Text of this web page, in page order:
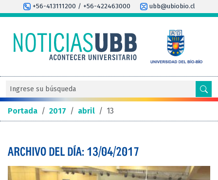
+56-413111200 / +56-422463000 ubb@ubiobio.cl
Portada / 2017 / abril / 13
ARCHIVO DEL DÍA: 13/04/2017